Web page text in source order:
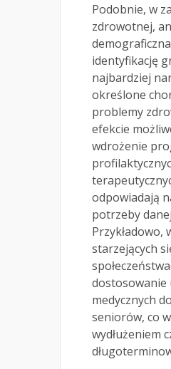
Podobnie, w
zdrowotnej,
identyfikację
najbardziej
określone
problemy
efekcie
wdrożenie
odpowiadają
potrzeby
Przykładowo,
starzejących
dostosowanie
medycznych
seniorów, co
wydłużeniem